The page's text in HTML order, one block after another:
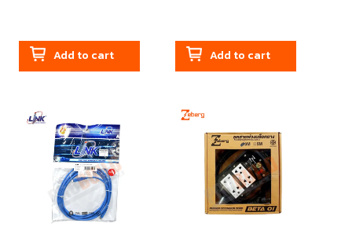
Add to cart Add to cart